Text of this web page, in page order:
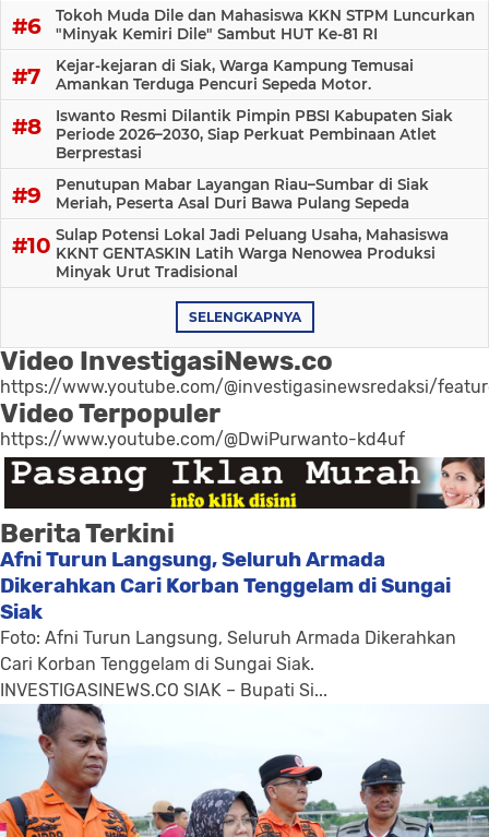
Tokoh Muda Dile dan Mahasiswa KKN STPM Luncurkan
"Minyak Kemiri Dile" Sambut HUT Ke-81 RI
Kejar-kejaran di Siak, Warga Kampung Temusai
Amankan Terduga Pencuri Sepeda Motor.
Iswanto Resmi Dilantik Pimpin PBSI Kabupaten Siak
Periode 2026–2030, Siap Perkuat Pembinaan Atlet
Berprestasi
Penutupan Mabar Layangan Riau–Sumbar di Siak
Meriah, Peserta Asal Duri Bawa Pulang Sepeda
Sulap Potensi Lokal Jadi Peluang Usaha, Mahasiswa
KKNT GENTASKIN Latih Warga Nenowea Produksi
Minyak Urut Tradisional
SELENGKAPNYA
Video InvestigasiNews.co
https://www.youtube.com/@investigasinewsredaksi/
Video Terpopuler
https://www.youtube.com/@DwiPurwanto-kd4uf
Berita Terkini
Afni Turun Langsung, Seluruh Armada
Dikerahkan Cari Korban Tenggelam di Sungai
Siak
Foto: Afni Turun Langsung, Seluruh Armada Dikerahkan
Cari Korban Tenggelam di Sungai Siak.
INVESTIGASINEWS.CO SIAK – Bupati Si...